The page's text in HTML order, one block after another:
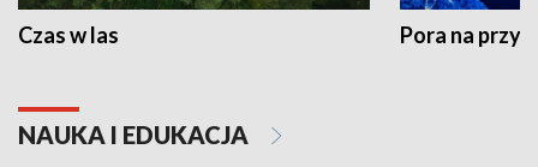
Czas w las Pora na
NAUKA I EDUKACJA